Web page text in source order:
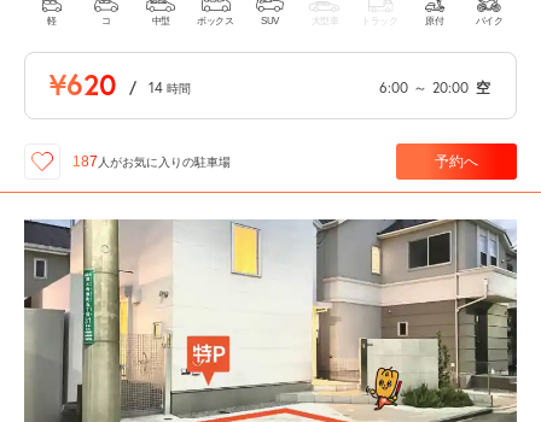
軽 コ 中型 ボックス SUV 大型車 トラック 原付 バイク
¥620 / 14 時間 6:00 ～ 20:00 空
187 人がお気に入りの駐車場 予約へ